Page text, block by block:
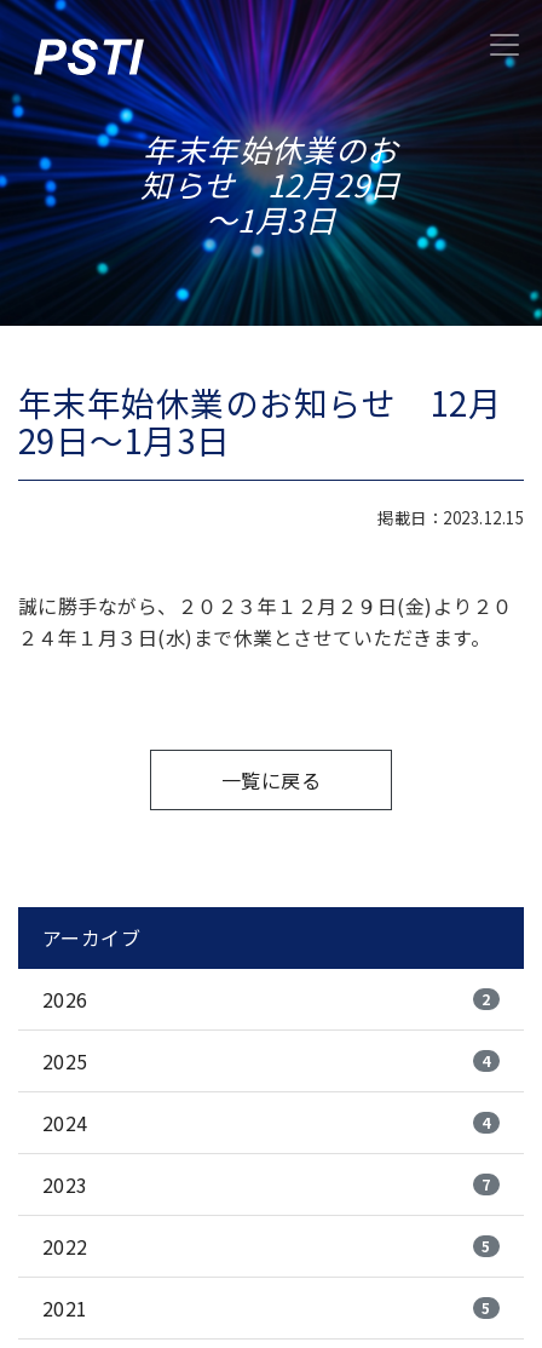
年末年始休業のお
知らせ 12月29日
～1月3日
年末年始休業のお知らせ 12月
29日～1月3日
掲載日：2023.12.15
誠に勝手ながら、２０２３年１２月２９日(金)より２０
２４年１月３日(水)まで休業とさせていただきます。
一覧に戻る
アーカイブ
2026 2
2025 4
2024 4
2023 7
2022 5
2021 5